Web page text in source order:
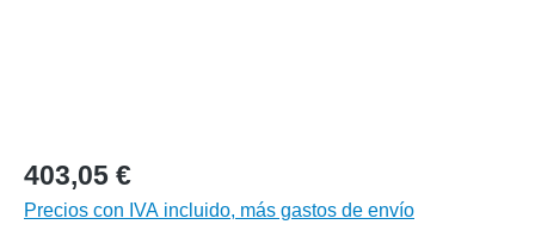
403,05 €
Precios con IVA incluido, más gastos de envío